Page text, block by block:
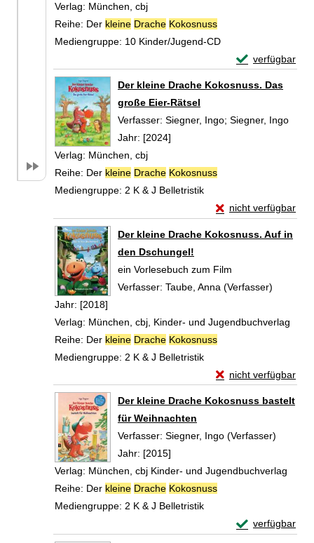
Verlag: München, cbj
Reihe: Der kleine Drache Kokosnuss
Mediengruppe: 10 Kinder/Jugend-CD
verfügbar
Exemplar-
Der kleine Drache Kokosnuss. Das
große Eier-Rätsel
Verfasser: Siegner, Ingo; Siegner, Ingo
Jahr: [2024]
Verlag: München, cbj
Reihe: Der kleine Drache Kokosnuss
Mediengruppe: 2 K & J Belletristik
nicht verfügbar
Exemplar-Details
Der kleine Drache Kokosnuss. Auf in
den Dschungel!
ein Vorlesebuch zum Film
Verfasser: Taube, Anna (Verfasser)
Jahr: [2018]
Verlag: München, cbj, Kinder- und Jugendbuchverlag
Reihe: Der kleine Drache Kokosnuss
Mediengruppe: 2 K & J Belletristik
nicht verfügbar
Exemplar-Details
Der kleine Drache Kokosnuss bastelt
für Weihnachten
Verfasser: Siegner, Ingo (Verfasser)
Jahr: [2015]
Verlag: München, cbj Kinder- und Jugendbuchverlag
Reihe: Der kleine Drache Kokosnuss
Mediengruppe: 2 K & J Belletristik
verfügbar
Exemplar-